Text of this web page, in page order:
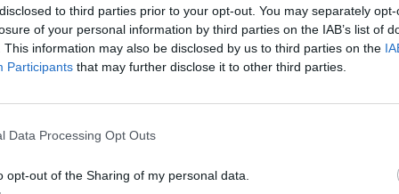
to third parties prior to your opt-out. You may separately
of your personal information by third parties on the IAB’s list of
This information may also be disclosed by us to third parties on the
Participants that may further disclose it to other third parties.
Data Processing Opt Outs
opt-out of the Sharing of my personal data.